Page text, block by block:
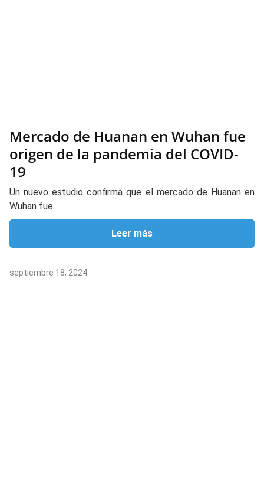
Mercado de Huanan en Wuhan fue
origen de la pandemia del COVID-
19
Un nuevo estudio confirma que el mercado de Huanan en
Wuhan fue
Leer más
septiembre 18, 2024